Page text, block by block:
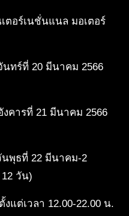
ตอร์เนชั่นแนล มอเตอร์
นทร์ที่ 20 มีนาคม 2566
คารที่ 21 มีนาคม 2566
พุธที่ 22 มีนาคม-2
12 วัน)
แต่เวลา 12.00-22.00 น.